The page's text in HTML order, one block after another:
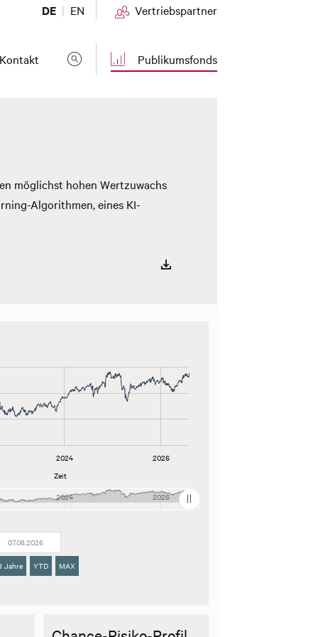
DE EN
Vertriebspartner
Kontakt Publikumsfonds(current)
möglichst hohen Wertzuwachs
Algorithmen, eines KI-
2024 2026
Zeit
2024 2026
Jahre YTD MAX